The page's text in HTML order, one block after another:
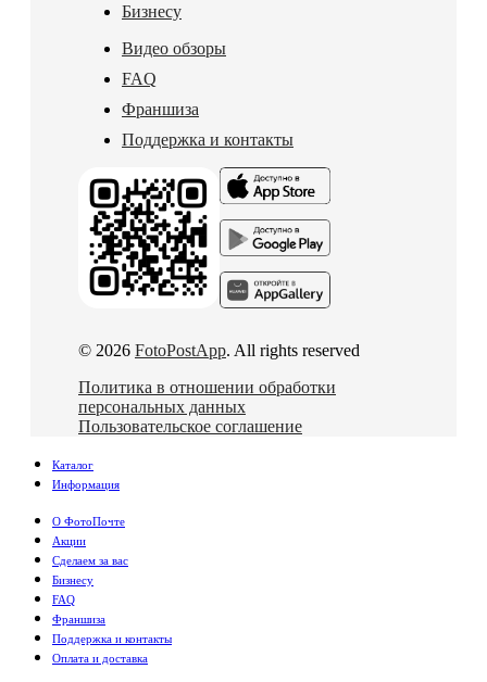
Бизнесу
Видео обзоры
FAQ
Франшиза
Поддержка и контакты
© 2026 FotoPostApp. All rights reserved
Политика в отношении обработки
персональных данных
Пользовательское соглашение
Каталог
Информация
О ФотоПочте
Акции
Сделаем за вас
Бизнесу
FAQ
Франшиза
Поддержка и контакты
Оплата и доставка